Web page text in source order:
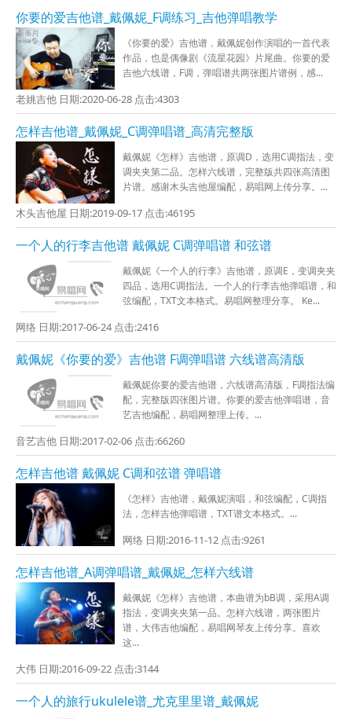
你要的爱吉他谱_戴佩妮_F调练习_吉他弹唱教学
《你要的爱》吉他谱，戴佩妮创作演唱的一首代表
作品，也是偶像剧《流星花园》片尾曲。你要的爱
吉他六线谱，F调，弹唱谱共两张图片谱例，感...
老姚吉他 日期:2020-06-28 点击:4303
怎样吉他谱_戴佩妮_C调弹唱谱_高清完整版
戴佩妮《怎样》吉他谱，原调D，选用C调指法，变
调夹夹第二品。怎样六线谱，完整版共四张高清图
片谱。感谢木头吉他屋编配，易唱网上传分享。...
木头吉他屋 日期:2019-09-17 点击:46195
一个人的行李吉他谱 戴佩妮 C调弹唱谱 和弦谱
戴佩妮《一个人的行李》吉他谱，原调E，变调夹夹
四品，选用C调指法。一个人的行李吉他弹唱谱，和
弦编配，TXT文本格式。易唱网整理分享。 Ke...
网络 日期:2017-06-24 点击:2416
戴佩妮《你要的爱》吉他谱 F调弹唱谱 六线谱高清版
戴佩妮你要的爱吉他谱，六线谱高清版，F调指法编
配，完整版四张图片谱。你要的爱吉他弹唱谱，音
艺吉他编配，易唱网整理上传。...
音艺吉他 日期:2017-02-06 点击:66260
怎样吉他谱 戴佩妮 C调和弦谱 弹唱谱
《怎样》吉他谱，戴佩妮演唱，和弦编配，C调指
法，怎样吉他弹唱谱，TXT谱文本格式。...
网络 日期:2016-11-12 点击:9261
怎样吉他谱_A调弹唱谱_戴佩妮_怎样六线谱
戴佩妮《怎样》吉他谱，本曲谱为bB调，采用A调
指法，变调夹夹第一品。怎样六线谱，两张图片
谱，大伟吉他编配，易唱网琴友上传分享。喜欢
这...
大伟 日期:2016-09-22 点击:3144
一个人的旅行ukulele谱_尤克里里谱_戴佩妮